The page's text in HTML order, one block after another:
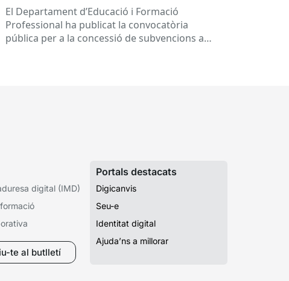
la concessió de subvencions a centres
educatius, per al desenvolupament de
programes de formació i inserció,
El Departament d’Educació i Formació
Professional ha publicat la convocatòria
pública per a la concessió de subvencions a
digital (IMD)
te al butlletí
Portals destacats
Digicanvis
Seu-e
Identitat digital
Ajuda’ns a millorar